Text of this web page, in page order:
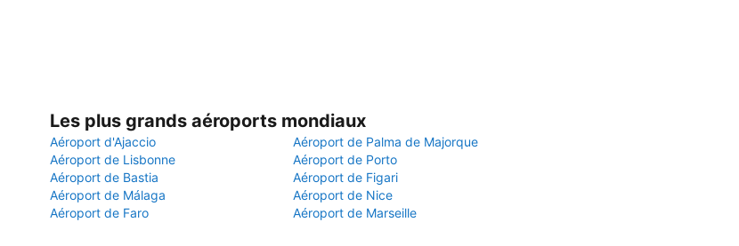
Les plus grands aéroports mondiaux
Aéroport d'Ajaccio
Aéroport de Palma de Majorque
Aéroport de Lisbonne
Aéroport de Porto
Aéroport de Bastia
Aéroport de Figari
Aéroport de Málaga
Aéroport de Nice
Aéroport de Faro
Aéroport de Marseille